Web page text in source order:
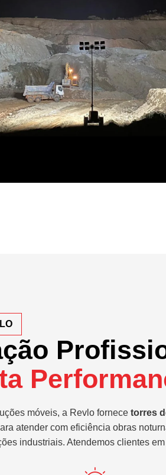
móveis, a Revlo fornece torres
atender com eficiência obras
industriais. Atendemos clientes